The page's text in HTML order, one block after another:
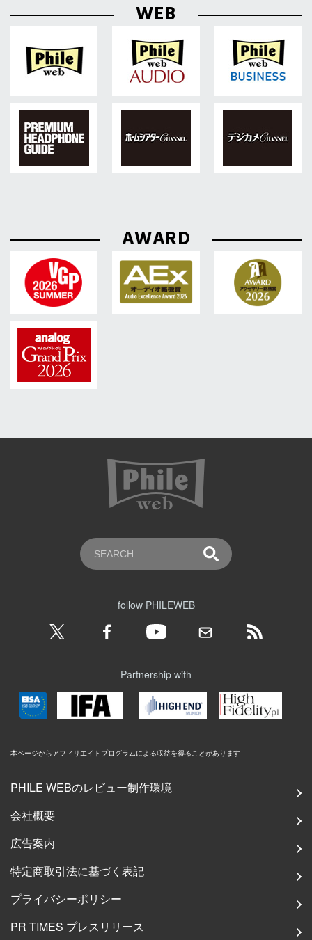
WEB
AWARD
follow PHILEWEB
Partnership with
本ページからアフィリエイトプログラムによる収益を得ることがあります
PHILE WEBのレビュー制作環境
会社概要
広告案内
特定商取引法に基づく表記
プライバシーポリシー
PR TIMES プレスリリース